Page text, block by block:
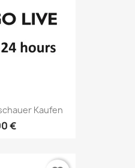
Kaufen
€